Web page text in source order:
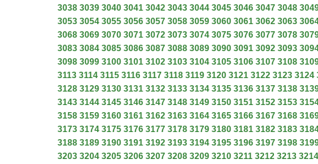
3038 3039 3040 3041 3042 3043 3044 3045 3046 3047 3048
3053 3054 3055 3056 3057 3058 3059 3060 3061 3062 3063
3068 3069 3070 3071 3072 3073 3074 3075 3076 3077 3078
3083 3084 3085 3086 3087 3088 3089 3090 3091 3092 3093
3098 3099 3100 3101 3102 3103 3104 3105 3106 3107 3108
3113 3114 3115 3116 3117 3118 3119 3120 3121 3122 3123 3124
3128 3129 3130 3131 3132 3133 3134 3135 3136 3137 3138
3143 3144 3145 3146 3147 3148 3149 3150 3151 3152 3153
3158 3159 3160 3161 3162 3163 3164 3165 3166 3167 3168
3173 3174 3175 3176 3177 3178 3179 3180 3181 3182 3183
3188 3189 3190 3191 3192 3193 3194 3195 3196 3197 3198
3203 3204 3205 3206 3207 3208 3209 3210 3211 3212 3213 3214